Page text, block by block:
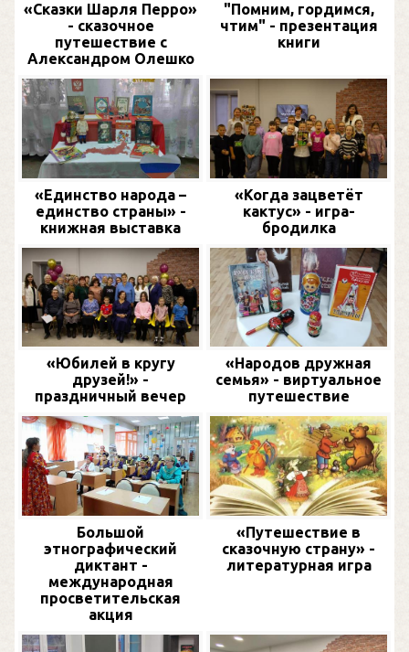
«Сказки Шарля Перро»
- сказочное
путешествие с
Александром Олешко
"Помним, гордимся,
чтим" - презентация
книги
«Единство народа –
единство страны» -
книжная выставка
«Когда зацветёт
кактус» - игра-
бродилка
«Юбилей в кругу
друзей!» -
праздничный вечер
«Народов дружная
семья» - виртуальное
путешествие
Большой
этнографический
диктант -
международная
просветительская
акция
«Путешествие в
сказочную страну» -
литературная игра